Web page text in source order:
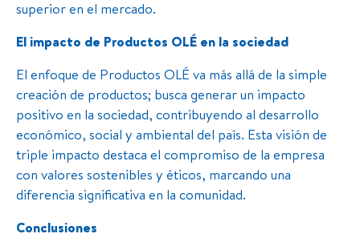
superior en el mercado.
El impacto de Productos OLÉ en la sociedad
El enfoque de Productos OLÉ va más allá de la simple
creación de productos; busca generar un impacto
positivo en la sociedad, contribuyendo al desarrollo
económico, social y ambiental del país. Esta visión de
triple impacto destaca el compromiso de la empresa
con valores sostenibles y éticos, marcando una
diferencia significativa en la comunidad.
Conclusiones